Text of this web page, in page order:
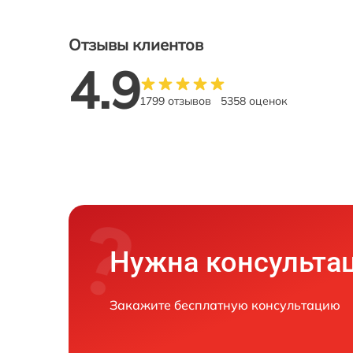
Отзывы клиентов
4.91799 отзывов 5358 оценок
Нужна
Закажите бесплатную консультацию